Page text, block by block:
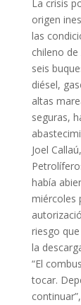
La crisis
origen
las
chileno
seis
diésel,
altas
seguras,
Joel
había
miércoles
riesgo
la
“El
tocar.